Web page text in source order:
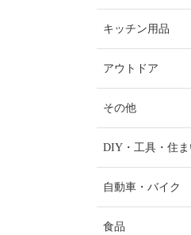
キッチン用品
アウトドア
その他
DIY・工具・住
自動車・バイク
食品